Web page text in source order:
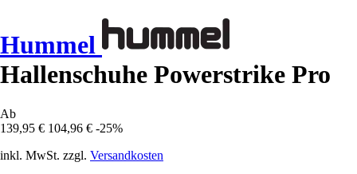
Hummel
Hallenschuhe Powerstrike Pro
Ab
139,95 € 104,96 € -25%
inkl. MwSt. zzgl. Versandkosten